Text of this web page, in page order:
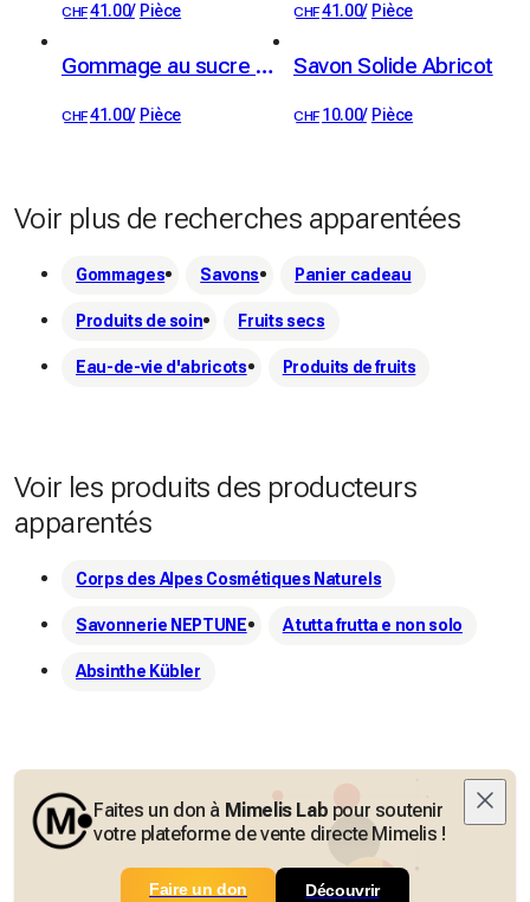
dans notre laboratoire à l'aide d'ingrédients naturels de
qualité supérieure, de cire d'abeille et du miel issu de notre
CHF41.00/ Pièce CHF41.00/ Pièce
Gommage au sucre senteur Mousse de Chêne
CHF41.00/ Pièce
Savon Solide Abricot
CHF 10.00/ Pièce
Voir plus de recherches apparentées
Gommages Savons Panier cadeau
Produits de soin Fruits secs
Eau-de-vie d'abricots Produits de fruits
Voir les produits des producteurs
apparentés
Corps des Alpes Cosmétiques Naturels
Savonnerie NEPTUNE A tutta frutta e non solo
Absinthe Kübler
Faites un don à Mimelis Lab pour soutenir
votre plateforme de vente directe Mimelis !
Faire un don Découvrir